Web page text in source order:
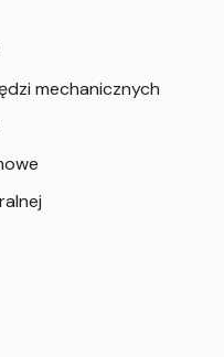
mechanicznych